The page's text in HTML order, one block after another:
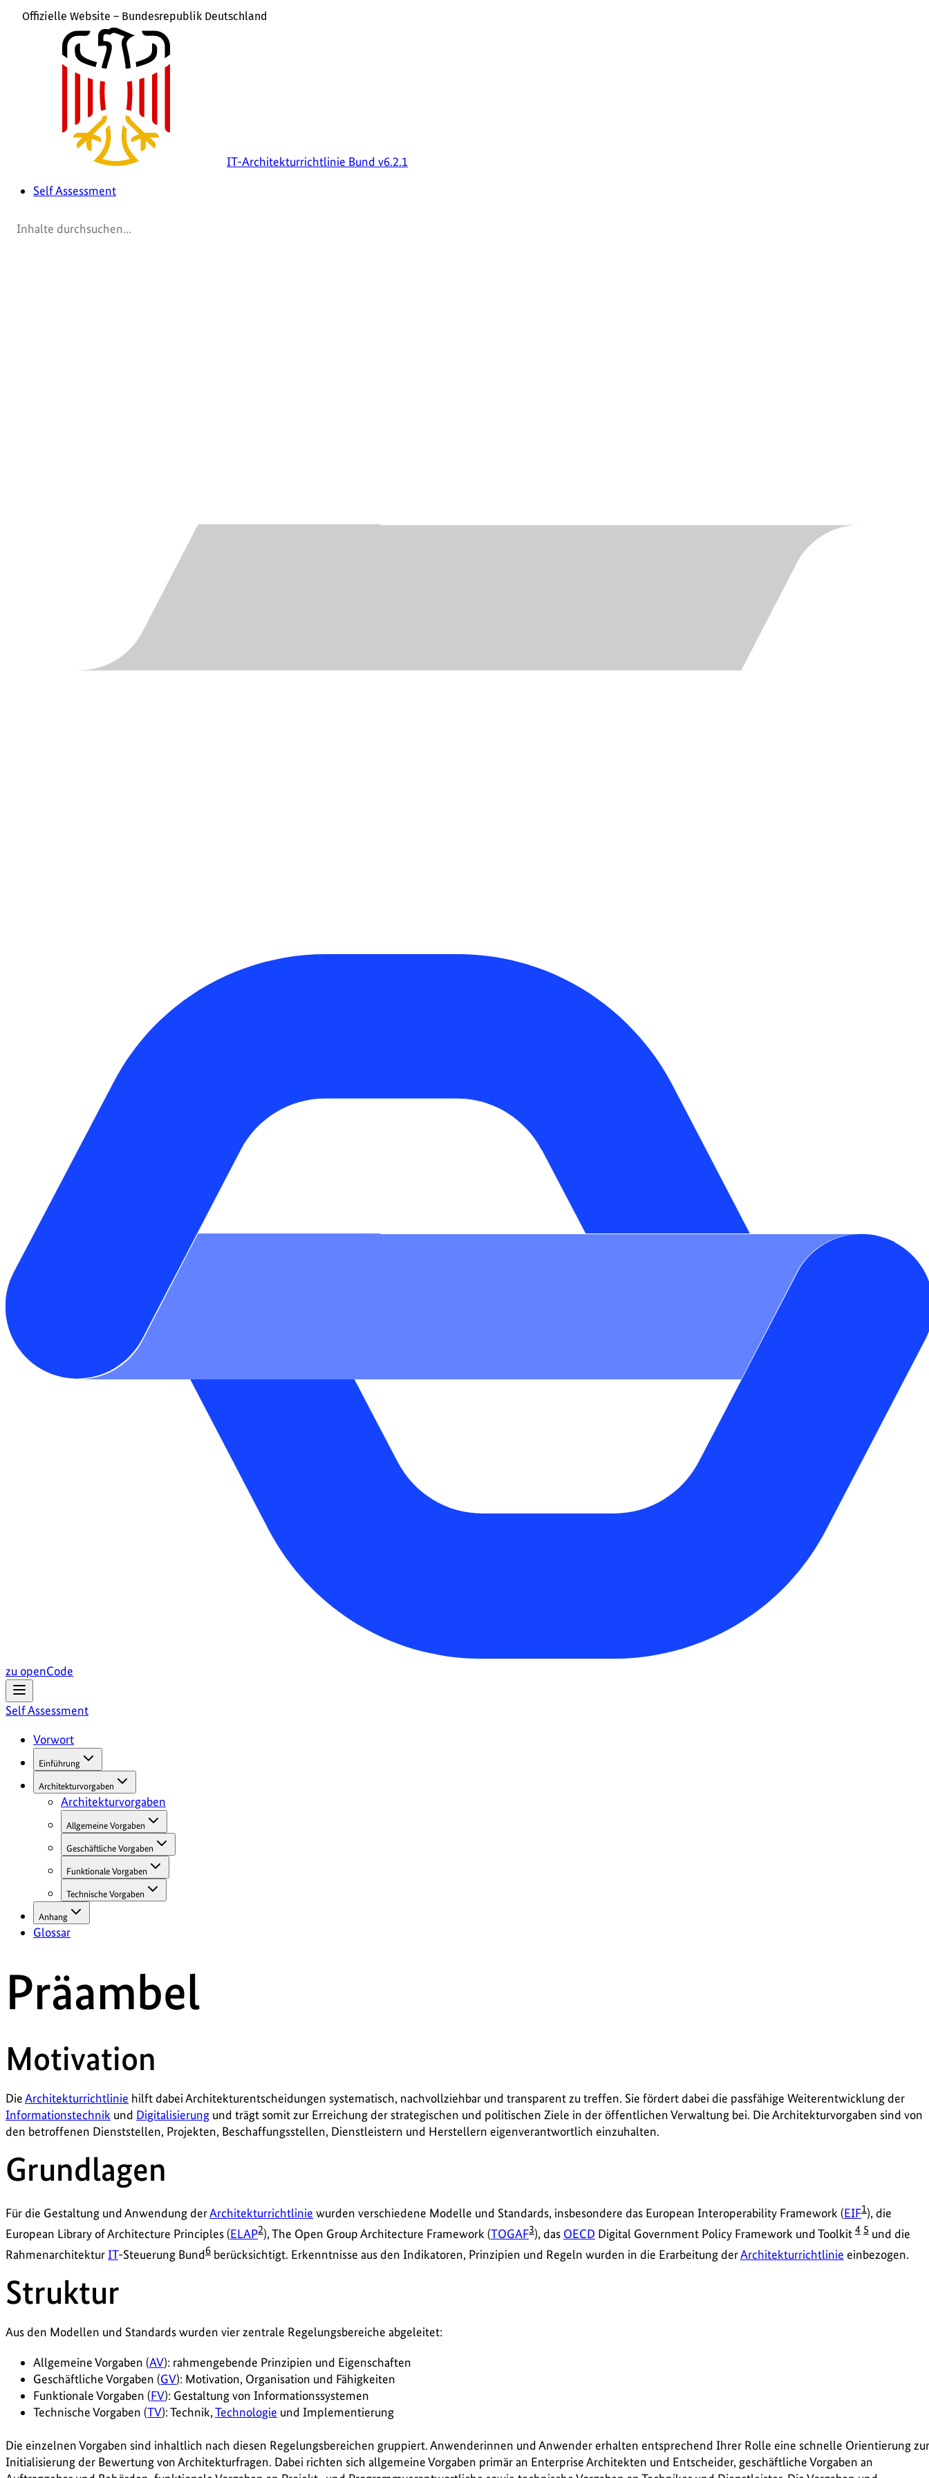
Offizielle Website – Bundesrepublik Deutschland
IT-Architekturrichtlinie Bund v6.2.1
Self Assessment
zu openCode
Self Assessment
Vorwort
Einführung
Architekturvorgaben
Architekturvorgaben
Allgemeine Vorgaben
Geschäftliche Vorgaben
Funktionale Vorgaben
Technische Vorgaben
Anhang
Glossar
Präambel
Motivation
DieArchitekturrichtlinie hilft dabei Architekturentscheidungen systematisch, nachvollziehbar und transparent zu treffen. Sie fördert dabei die passfähige Weiterentwicklung der
Informationstechnik und Digitalisierung und trägt somit zur Erreichung der strategischen und politischen Ziele in der öffentlichen Verwaltung bei. Die Architekturvorgaben sind von
den betroffenen Dienststellen, Projekten, Beschaffungsstellen, Dienstleistern und Herstellern eigenverantwortlich einzuhalten.
Grundlagen
Für die Gestaltung und Anwendung derArchitekturrichtlinie wurden verschiedene Modelle und Standards, insbesondere das European Interoperability Framework (EIF1), die
European Library of Architecture Principles (ELAP2), The Open Group Architecture Framework (TOGAF3), das OECD Digital Government Policy Framework und Toolkit 4 5 und die
RahmenarchitekturIT-Steuerung Bund6 berücksichtigt. Erkenntnisse aus den Indikatoren, Prinzipien und Regeln wurden in die Erarbeitung derArchitekturrichtlinie einbezogen.
Struktur
Aus den Modellen und Standards wurden vier zentrale Regelungsbereiche abgeleitet:
Allgemeine Vorgaben (AV): rahmengebende Prinzipien und Eigenschaften
Geschäftliche Vorgaben (GV): Motivation, Organisation und Fähigkeiten
Funktionale Vorgaben (FV): Gestaltung von Informationssystemen
Technische Vorgaben (TV): Technik,Technologie und Implementierung
Die einzelnen Vorgaben sind inhaltlich nach diesen Regelungsbereichen gruppiert. Anwenderinnen und Anwender erhalten entsprechend Ihrer Rolle eine schnelle Orientierung zur
Initialisierung der Bewertung von Architekturfragen. Dabei richten sich allgemeine Vorgaben primär an Enterprise Architekten und Entscheider, geschäftliche Vorgaben an